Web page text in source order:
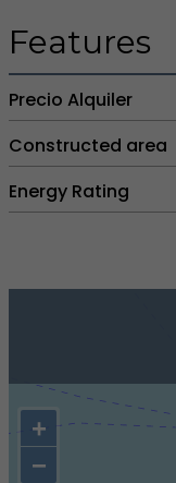
Features
Precio Alquiler
Constructed area
Energy Rating
+
−